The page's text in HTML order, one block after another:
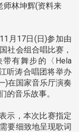
师林坤辉(资料来
月17日(日)参加由
社会组合唱比赛，
有舞步的〈Hela
听涛合唱团将举办
)在国家音乐厅演奏
的音乐故事。
示，本次比赛指定
要细致地呈现歌词